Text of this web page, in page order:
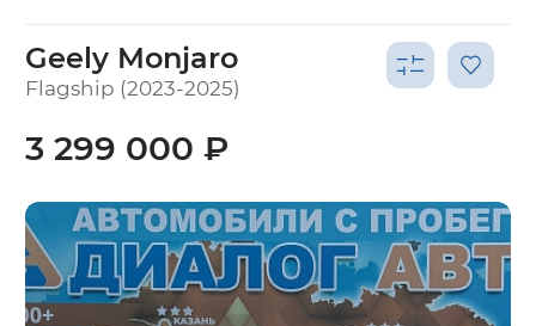
Geely Monjaro
Flagship (2023-2025)
3 299 000 ₽